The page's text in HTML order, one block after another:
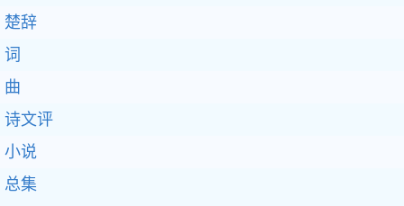
楚辞
词
曲
诗文评
小说
总集